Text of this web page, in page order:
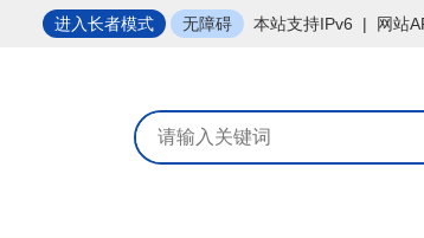
进入长者模式 无障碍 本站支持IPv6 | 网站